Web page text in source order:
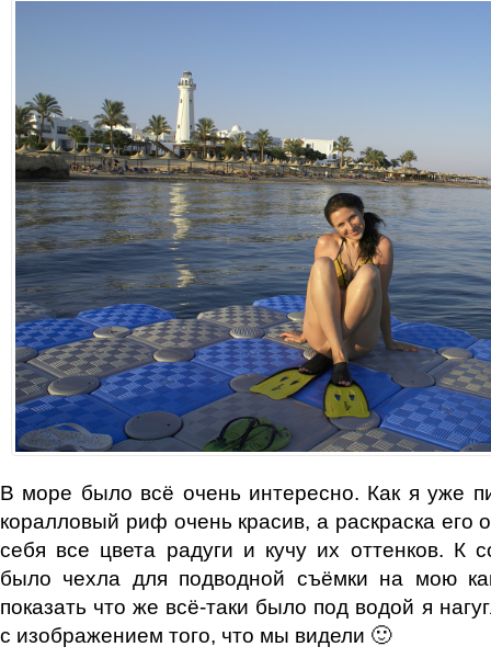
В море было всё очень интересно. Как я уже
коралловый риф очень красив, а раскраска его
себя все цвета радуги и кучу их оттенков. К
было чехла для подводной съёмки на мою
показать что же всё-таки было под водой я
с изображением того, что мы видели 🙂